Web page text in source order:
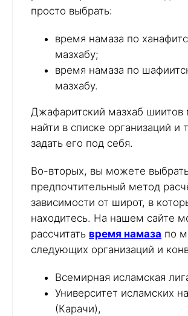
просто выбрать:
время намаза по
мазхабу;
время намаза по
мазхабу.
Джафаритский мазхаб
найти в списке организаций и
задать его под себя.
Во-вторых, вы можете
предпочтительный метод
зависимости от широт, в
находитесь. На нашем сайте
рассчитать время намаза по
следующих организаций и
Всемирная исламская
Университет исламских
(Карачи),